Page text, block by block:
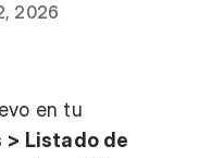
2026
en tu
> Listado de